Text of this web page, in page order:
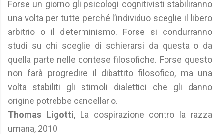
Forse un giorno gli psicologi cognitivisti stabiliranno
una volta per tutte perché l’individuo sceglie il libero
arbitrio o il determinismo. Forse si condurranno
studi su chi sceglie di schierarsi da questa o da
quella parte nelle contese filosofiche. Forse questo
non farà progredire il dibattito filosofico, ma una
volta stabiliti gli stimoli dialettici che gli danno
origine potrebbe cancellarlo.
Thomas Ligotti, La cospirazione contro la razza
umana, 2010